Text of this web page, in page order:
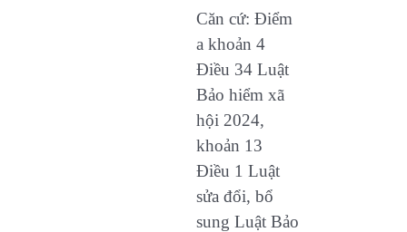
Căn cứ: Điểm
a khoản 4
Điều 34 Luật
Bảo hiểm xã
hội 2024,
khoản 13
Điều 1 Luật
sửa đổi, bổ
sung Luật Bảo